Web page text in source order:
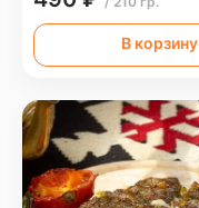
В корзину